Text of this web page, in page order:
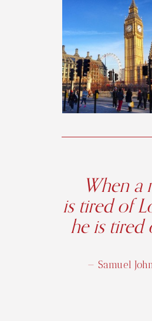
When a
is tired of
he is tired
— Samuel